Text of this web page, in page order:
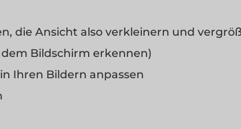
die Ansicht also verkleinern und
Bildschirm erkennen)
Ihren Bildern anpassen